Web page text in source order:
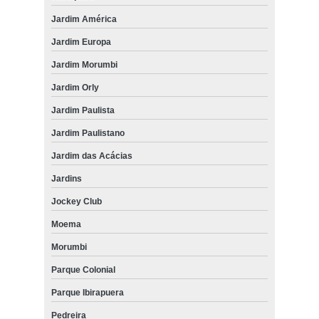
persiana horizontal com blecaute Cursino
persianas horizontais sob medida Vila Andrade
empresa de persiana horizontal para sala Moema
persianas horizontais de alumínio Zona Leste
empresa de persiana horizontal para sala Saúde
empresa de persiana horizontal com blecaute Jaguaré
empresa de persiana horizontal monocomando São Bernardo do
Campo
persiana horizontal sob medida Vila Pompeia
empresa de persiana horizontal embutida Jaguaré
Jardim América
Jardim Europa
Jardim Morumbi
Jardim Orly
Jardim Paulista
Jardim Paulistano
Jardim das Acácias
Jardins
Jockey Club
Moema
Morumbi
Parque Colonial
Parque Ibirapuera
Pedreira